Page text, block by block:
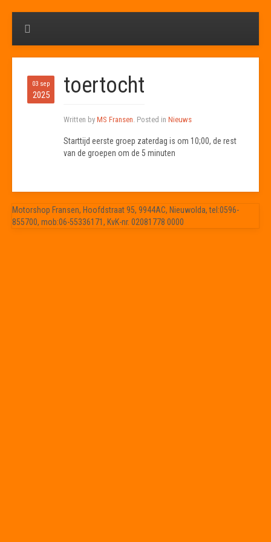
03 sep
2025 toertocht
Written by MS Fransen. Posted in Nieuws
Starttijd eerste groep zaterdag is om 10;00, de rest
van de groepen om de 5 minuten
Motorshop Fransen, Hoofdstraat 95, 9944AC, Nieuwolda, tel:0596-
855700, mob:06-55336171, KvK-nr. 02081778 0000